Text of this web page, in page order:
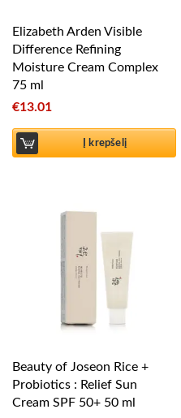
Elizabeth Arden Visible
Difference Refining
Moisture Cream Complex
75 ml
€13.01
Į krepšelį
Beauty of Joseon Rice +
Probiotics : Relief Sun
Cream SPF 50+ 50 ml